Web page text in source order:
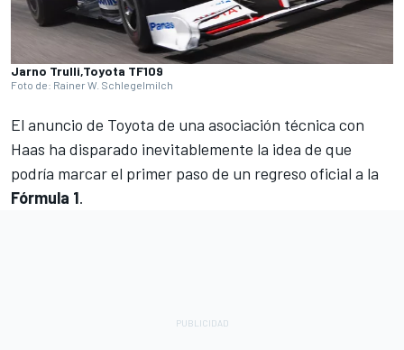
Jarno Trulli,Toyota TF109
Foto de: Rainer W. Schlegelmilch
El anuncio de Toyota de una asociación técnica con
Haas ha disparado inevitablemente la idea de que
podría marcar el primer paso de un regreso oficial a la
Fórmula 1.